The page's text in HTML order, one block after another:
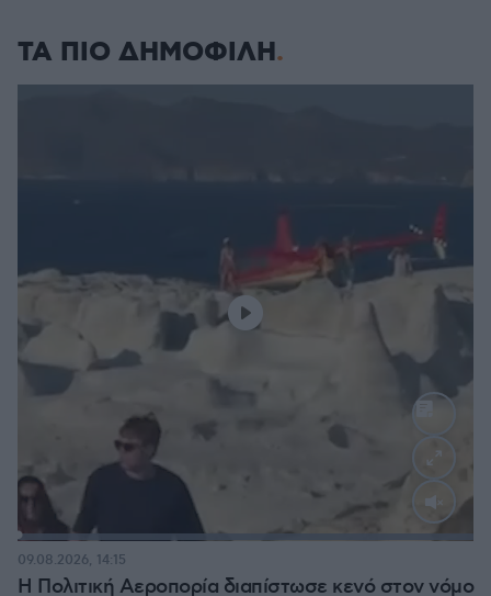
ΤΑ ΠΙΟ ΔΗΜΟΦΙΛΗ
:
Η Πολιτική Αεροπορία διαπίστωσε κενό στον νόμο
09.08.2026, 14:15